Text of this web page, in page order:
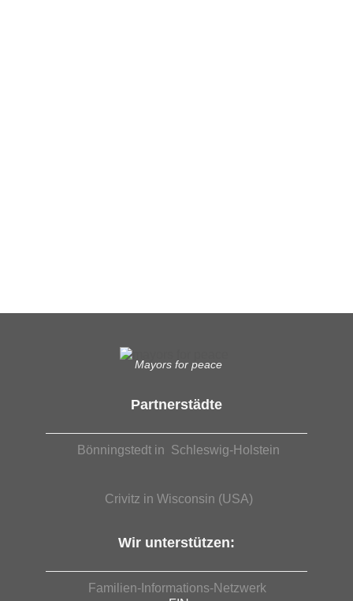
Mayors for peace
Partnerstädte
Bönningstedt in Schleswig-Holstein
Crivitz in Wisconsin (USA)
Wir unterstützen:
Familien-Informations-Netzwerk